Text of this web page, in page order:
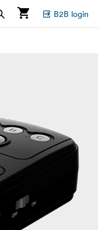
B2B login